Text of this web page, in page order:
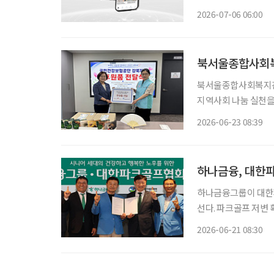
2026-07-06 06:00
북서울종합사
북서울종합사회복
지역사회 나눔 실천을 위한
2026-06-23 08:39
하나금융그룹이 대
선다. 파크골프 저변
2026-06-21 08:30